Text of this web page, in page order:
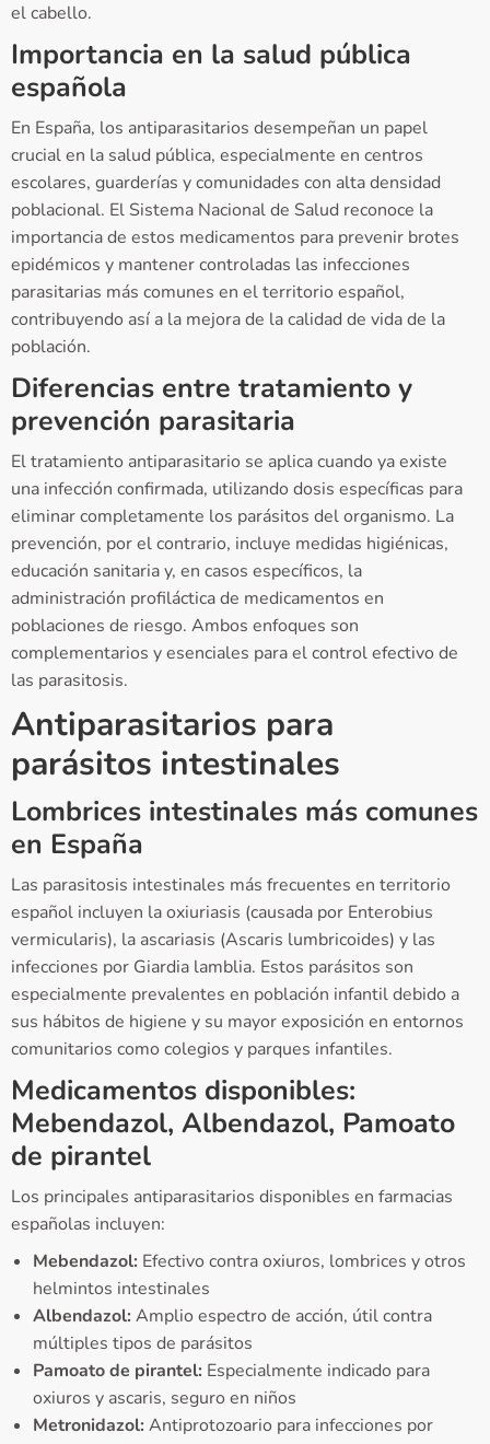
el cabello.
Importancia en la salud pública
española
En España, los antiparasitarios desempeñan un papel
crucial en la salud pública, especialmente en centros
escolares, guarderías y comunidades con alta densidad
poblacional. El Sistema Nacional de Salud reconoce la
importancia de estos medicamentos para prevenir brotes
epidémicos y mantener controladas las infecciones
parasitarias más comunes en el territorio español,
contribuyendo así a la mejora de la calidad de vida de la
población.
Diferencias entre tratamiento y
prevención parasitaria
El tratamiento antiparasitario se aplica cuando ya existe
una infección confirmada, utilizando dosis específicas para
eliminar completamente los parásitos del organismo. La
prevención, por el contrario, incluye medidas higiénicas,
educación sanitaria y, en casos específicos, la
administración profiláctica de medicamentos en
poblaciones de riesgo. Ambos enfoques son
complementarios y esenciales para el control efectivo de
las parasitosis.
Antiparasitarios para
parásitos intestinales
Lombrices intestinales más comunes
en España
Las parasitosis intestinales más frecuentes en territorio
español incluyen la oxiuriasis (causada por Enterobius
vermicularis), la ascariasis (Ascaris lumbricoides) y las
infecciones por Giardia lamblia. Estos parásitos son
especialmente prevalentes en población infantil debido a
sus hábitos de higiene y su mayor exposición en entornos
comunitarios como colegios y parques infantiles.
Medicamentos disponibles:
Mebendazol, Albendazol, Pamoato
de pirantel
Los principales antiparasitarios disponibles en farmacias
españolas incluyen:
Mebendazol: Efectivo contra oxiuros, lombrices y otros
helmintos intestinales
Albendazol: Amplio espectro de acción, útil contra
múltiples tipos de parásitos
Pamoato de pirantel: Especialmente indicado para
oxiuros y ascaris, seguro en niños
Metronidazol: Antiprotozoario para infecciones por